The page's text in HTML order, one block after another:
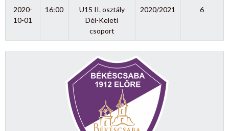
2020-
10-01
16:00
U15 II. osztály
Dél-Keleti
csoport
2020/2021 6